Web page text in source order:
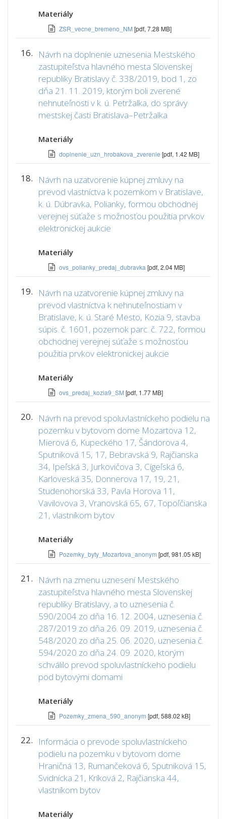
Materiály
ZSR_vecne_bremeno_NM [pdf, 7.28 MB]
16.
Návrh na doplnenie uznesenia Mestského
zastupiteľstva hlavného mesta Slovenskej
republiky Bratislavy č. 338/2019, bod 1, zo
dňa 21. 11. 2019, ktorým boli zverené
nehnuteľnosti v k. ú. Petržalka, do správy
mestskej časti Bratislava–Petržalka
Materiály
doplnenie_uzn_hrobakova_zverenie [pdf, 1.42 MB]
18.
Návrh na uzatvorenie kúpnej zmluvy na
prevod vlastníctva k pozemkom v Bratislave,
k. ú. Dúbravka, Polianky, formou obchodnej
verejnej súťaže s možnosťou použitia prvkov
elektronickej aukcie
Materiály
ovs_polianky_predaj_dubravka [pdf, 2.04 MB]
19.
Návrh na uzatvorenie kúpnej zmluvy na
prevod vlastníctva k nehnuteľnostiam v
Bratislave, k. ú. Staré Mesto, Kozia 9, stavba
súpis. č. 1601, pozemok parc. č. 722, formou
obchodnej verejnej súťaže s možnosťou
použitia prvkov elektronickej aukcie
Materiály
ovs_predaj_kozia9_SM [pdf, 1.77 MB]
20.
Návrh na prevod spoluvlastníckeho podielu na
pozemku v bytovom dome Mozartova 12,
Mierová 6, Kupeckého 17, Šándorova 4,
Sputniková 15, 17, Bebravská 9, Rajčianska
34, Ipeľská 3, Jurkovičova 3, Cígeľská 6,
Karloveská 35, Donnerova 17, 19, 21,
Studenohorská 33, Pavla Horova 11,
Vavilovova 3, Vranovská 65, 67, Topoľčianska
21, vlastníkom bytov
Materiály
Pozemky_byty_Mozartova_anonym [pdf, 981.05 kB]
21.
Návrh na zmenu uznesení Mestského
zastupiteľstva hlavného mesta Slovenskej
republiky Bratislavy, a to uznesenia č.
590/2004 zo dňa 16. 12. 2004, uznesenia č.
287/2019 zo dňa 26. 09. 2019, uznesenia č.
548/2020 zo dňa 25. 06. 2020, uznesenia č.
594/2020 zo dňa 24. 09. 2020, ktorým
schválilo prevod spoluvlastníckeho podielu
pod bytovými domami
Materiály
Pozemky_zmena_590_anonym [pdf, 588.02 kB]
22.
Informácia o prevode spoluvlastníckeho
podielu na pozemku v bytovom dome
Hraničná 13, Rumančeková 6, Sputniková 15,
Svidnícka 21, Kríková 2, Rajčianska 44,
vlastníkom bytov
Materiály